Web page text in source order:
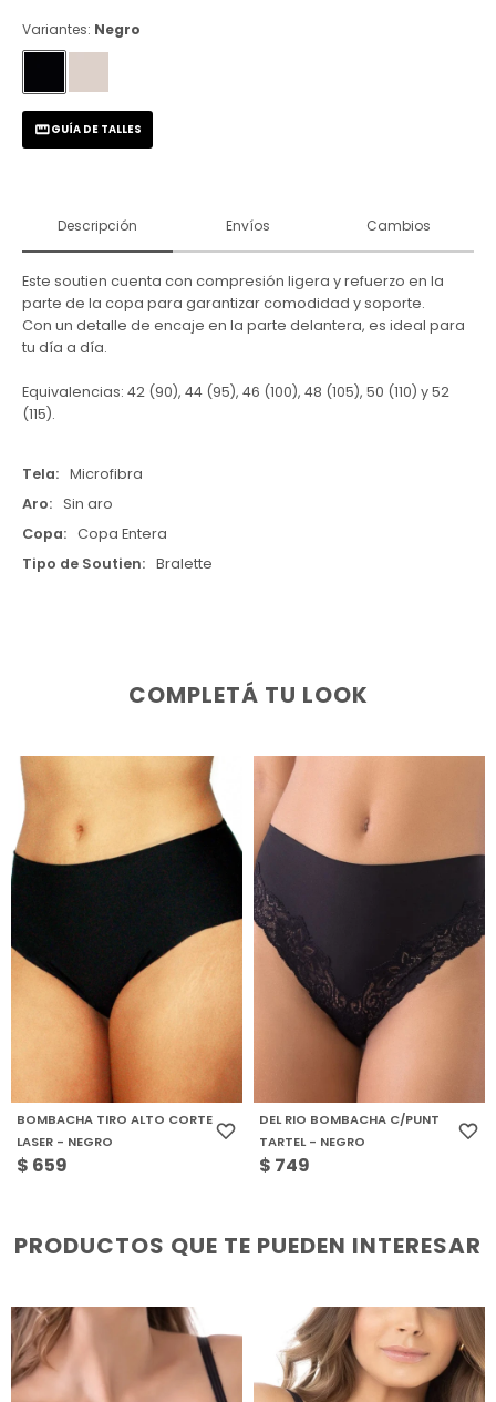
Variantes: Negro
GUÍA DE TALLES
Descripción Envíos Cambios
Este soutien cuenta con compresión ligera y refuerzo en la
parte de la copa para garantizar comodidad y soporte.
Con un detalle de encaje en la parte delantera, es ideal para
tu día a día.
Equivalencias: 42 (90), 44 (95), 46 (100), 48 (105), 50 (110) y 52
(115).
Tela
Microfibra
Aro
Sin aro
Copa
Copa Entera
Tipo de Soutien
Bralette
COMPLETÁ TU LOOK
BOMBACHA TIRO ALTO CORTE
LASER - NEGRO
$ 659
DEL RIO BOMBACHA C/PUNT
TARTEL - NEGRO
$ 749
PRODUCTOS QUE TE PUEDEN INTERESAR